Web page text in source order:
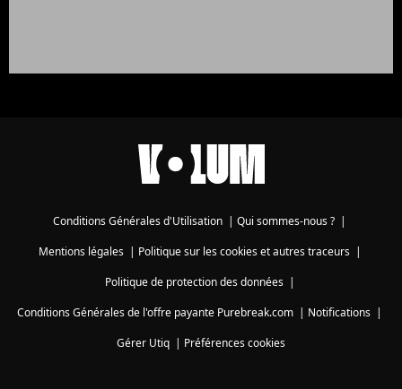
Conditions Générales d'Utilisation Qui sommes-nous ?
Mentions légales| Politique sur les cookies et autres traceurs|
Politique de protection des données|
Conditions Générales de l'offre payante Purebreak.com
Notifications
Gérer Utiq
Préférences cookies